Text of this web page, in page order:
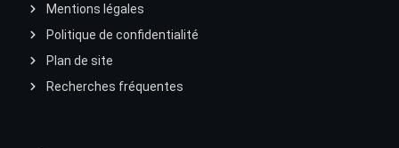
Mentions légales
Politique de confidentialité
Plan de site
Recherches fréquentes